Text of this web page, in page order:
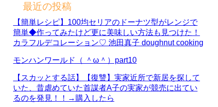
最近の投稿
【簡単レシピ】100均セリアのドーナツ型がレンジで
簡単◆作ってみたけど更に美味しい方法も見つけた！
カラフルデコレーション♡ 池田真子 doughnut cooking
モンハンワールド（ ＾ω＾）part10
【スカッとする話】【復讐】実家近所で新居を探して
いた、昔虐めていた首謀者A子の実家が競売に出てい
るのを発見！！→購入したら